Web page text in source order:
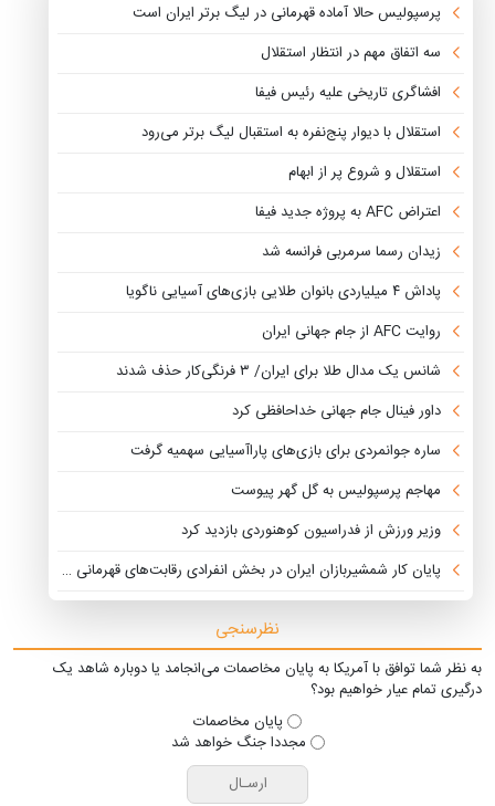
پرسپولیس حالا آماده قهرمانی در لیگ برتر ایران است
سه اتفاق مهم در انتظار استقلال
افشاگری تاریخی علیه رئیس فیفا
استقلال با دیوار پنج‌نفره به استقبال لیگ برتر می‌رود
استقلال و شروع پر از ابهام
اعتراض AFC به پروژه جدید فیفا
زیدان رسما سرمربی فرانسه شد
پاداش ۴ میلیاردی بانوان طلایی بازی‌های آسیایی ناگویا
روایت AFC از جام جهانی ایران
شانس یک مدال طلا برای ایران/ ۳ فرنگی‌کار حذف شدند
داور فینال جام جهانی خداحافظی کرد
ساره جوانمردی برای بازی‌های پاراآسیایی سهمیه گرفت
مهاجم پرسپولیس به گل گهر پیوست
وزیر ورزش از فدراسیون کوهنوردی بازدید کرد
پایان کار شمشیربازان ایران در بخش انفرادی رقابت‌های قهرمانی جهان
نظرسنجی
به نظر شما توافق با آمریکا به پایان مخاصمات می‌انجامد یا دوباره شاهد یک
درگیری تمام عیار خواهیم بود؟
پایان مخاصمات
مجددا جنگ خواهد شد